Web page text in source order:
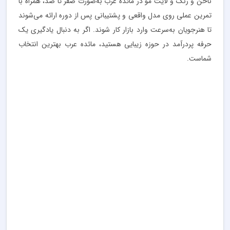
تمرین عملی روی مدل واقعی و پشتیبانی پس از دوره ارائه می‌شوند
تا هنرجویان به‌سرعت وارد بازار کار شوند. اگر به دنبال یادگیری یک
حرفه پردرآمد در حوزه زیبایی هستید، مائده عرب بهترین انتخاب
شماست.